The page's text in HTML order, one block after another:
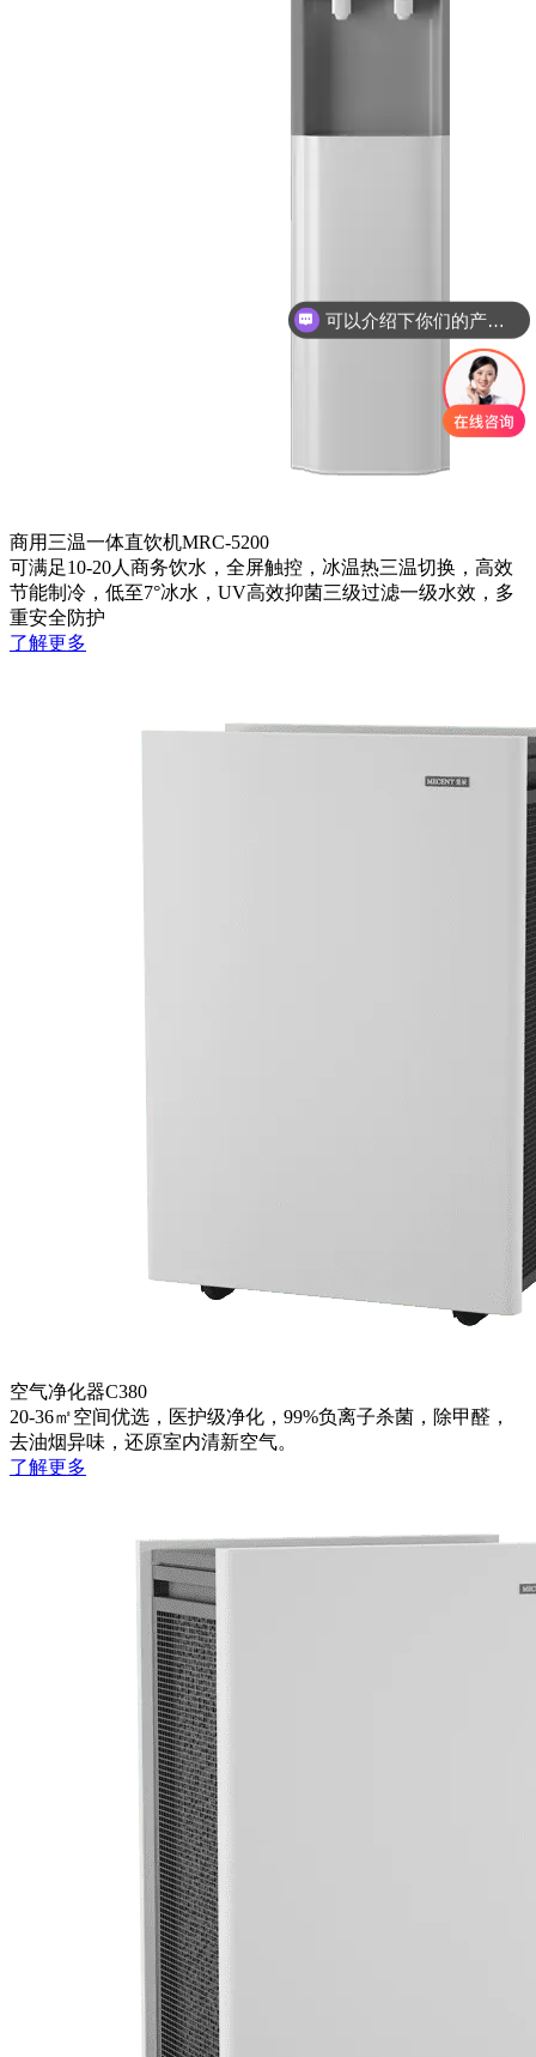
商用三温一体直饮机MRC-5200
可满足10-20人商务饮水，全屏触控，冰温热三温切换，高效
节能制冷，低至7°冰水，UV高效抑菌三级过滤一级水效，多
重安全防护
了解更多
空气净化器C380
20-36㎡空间优选，医护级净化，99%负离子杀菌，除甲醛，
去油烟异味，还原室内清新空气。
了解更多
可以介绍下你们的产品么？